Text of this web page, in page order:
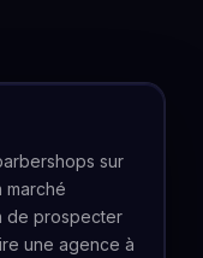
sur
marché
de prospecter
une agence à